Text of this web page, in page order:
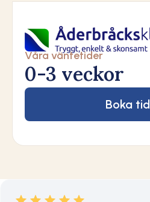
Våra väntetider
0-3 veckor
Boka tid